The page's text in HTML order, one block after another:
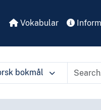
Vokabular
bokmål